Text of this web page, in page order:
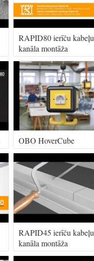
RAPID80 ierīču kabeļu
kanāla montāža
OBO HoverCube
RAPID45 ierīču kabeļu
kanāla montāža